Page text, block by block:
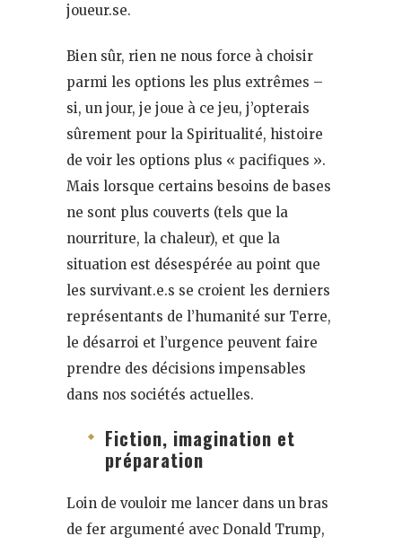
joueur.se.
Bien sûr, rien ne nous force à choisir
parmi les options les plus extrêmes –
si, un jour, je joue à ce jeu, j’opterais
sûrement pour la Spiritualité, histoire
de voir les options plus « pacifiques ».
Mais lorsque certains besoins de bases
ne sont plus couverts (tels que la
nourriture, la chaleur), et que la
situation est désespérée au point que
les survivant.e.s se croient les derniers
représentants de l’humanité sur Terre,
le désarroi et l’urgence peuvent faire
prendre des décisions impensables
dans nos sociétés actuelles.
Fiction, imagination et
préparation
Loin de vouloir me lancer dans un bras
de fer argumenté avec Donald Trump,